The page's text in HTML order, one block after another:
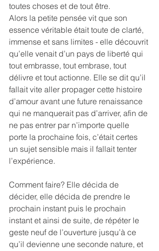
toutes choses et de tout être.
Alors la petite pensée vit que son
essence véritable était toute de clarté,
immense et sans limites - elle découvrit
qu’elle venait d’un pays de liberté qui
tout embrasse, tout embrase, tout
délivre et tout actionne. Elle se dit qu’il
fallait vite aller propager cette histoire
d’amour avant une future renaissance
qui ne manquerait pas d’arriver, afin de
ne pas entrer par n’importe quelle
porte la prochaine fois, c’était certes
un sujet sensible mais il fallait tenter
l’expérience.
Comment faire? Elle décida de
décider, elle décida de prendre le
prochain instant puis le prochain
instant et ainsi de suite, de répéter le
geste neuf de l’ouverture jusqu’à ce
qu’il devienne une seconde nature, et